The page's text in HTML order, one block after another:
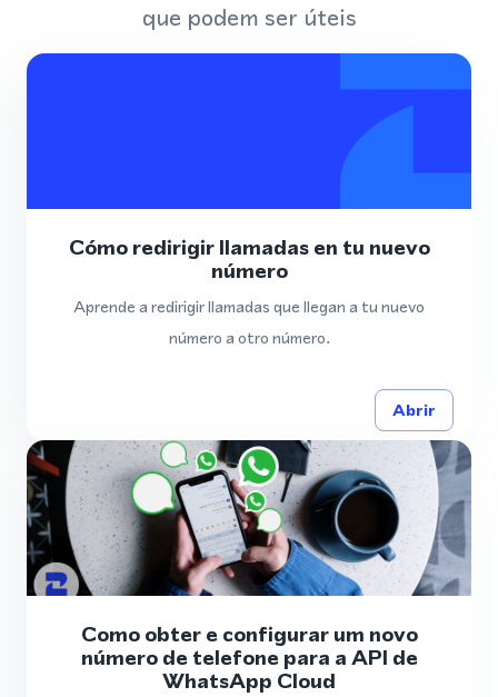
que podem ser úteis
Cómo redirigir llamadas en tu nuevo
número
Aprende a redirigir llamadas que llegan a tu nuevo
número a otro número.
Abrir
Como obter e configurar um novo
número de telefone para a API de
WhatsApp Cloud